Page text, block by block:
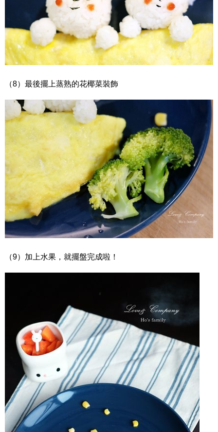
（8）最後擺上蒸熟的花椰菜裝飾
（9）加上水果，就擺盤完成啦！